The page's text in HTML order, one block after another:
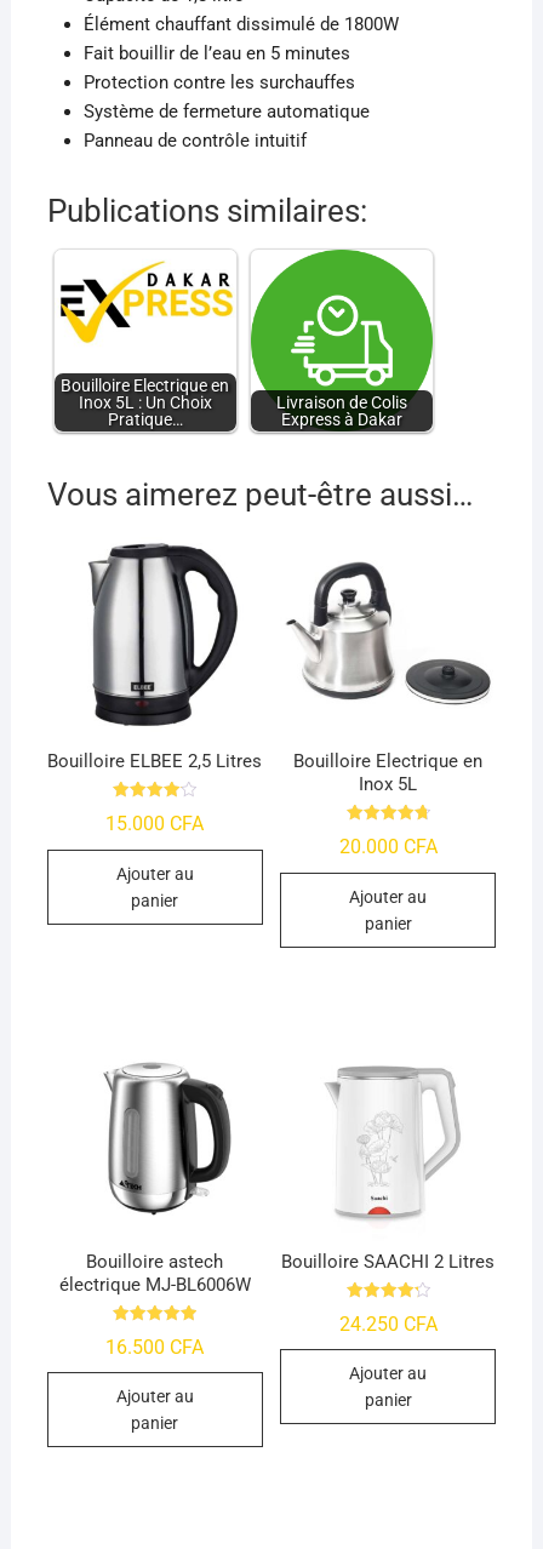
Élément chauffant dissimulé de 1800W
Fait bouillir de l’eau en 5 minutes
Protection contre les surchauffes
Système de fermeture automatique
Panneau de contrôle intuitif
Publications similaires:
Bouilloire Electrique en
Inox 5L : Un Choix
Pratique…
Livraison de Colis
Express à Dakar
Vous aimerez peut-être aussi…
Bouilloire ELBEE 2,5 Litres
4.09
15.000 CFA
Ajouter au
panier
Bouilloire Electrique en
Inox 5L
4.78
20.000 CFA
Ajouter au
panier
Bouilloire astech
électrique MJ-BL6006W
4.95
16.500 CFA
Ajouter au
panier
Bouilloire SAACHI 2 Litres
4.29
24.250 CFA
Ajouter au
panier